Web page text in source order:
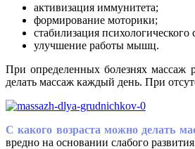
активизация иммунитета;
формирование моторики;
стабилизация психологического
улучшение работы мышц.
При определенных болезнях массаж
делать массаж каждый день. При
С какого возраста можно делать
вредно на основании слабого